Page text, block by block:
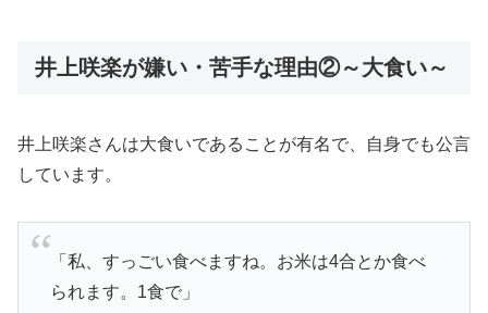
井上咲楽が嫌い・苦手な理由②～大食い～
井上咲楽さんは大食いであることが有名で、自身でも公言
しています。
「私、すっごい食べますね。お米は4合とか食べ
られます。1食で」